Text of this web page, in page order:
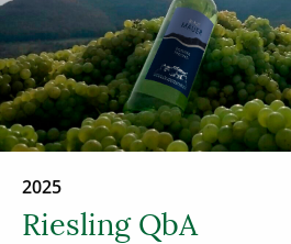
2025
Riesling QbA